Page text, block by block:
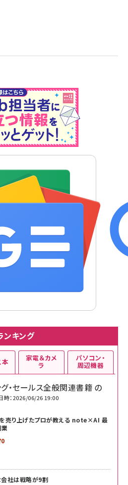
キング
・セールス全般関連書籍 の
時：2026/06/26 19:00
売り上げたプロが教える note×AI 最
社は戦略が9割
本 家電＆カメ
ラ
パソコン・
周辺機器